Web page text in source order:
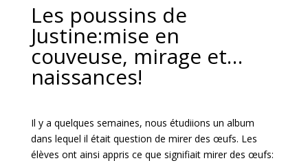
Les poussins de
Justine:mise en
couveuse, mirage et…
naissances!
Il y a quelques semaines, nous étudiions un album
dans lequel il était question de mirer des œufs. Les
élèves ont ainsi appris ce que signifiait mirer des œufs: